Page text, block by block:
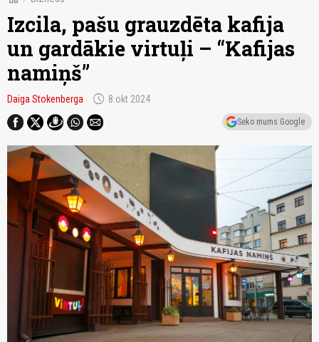
Izcila, pašu grauzdēta kafija
un gardākie virtuļi – “Kafijas
namiņš”
Daiga Stokenberga schedule 8.okt 2024
Seko mums Google